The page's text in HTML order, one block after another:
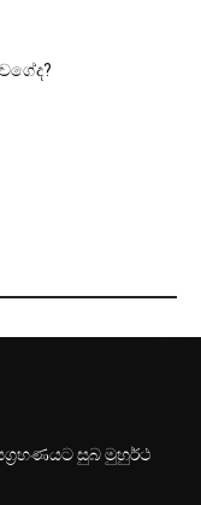
සුබ මුහුර්ථ